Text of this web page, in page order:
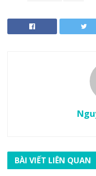
BÀI VIẾT LIÊN QUAN